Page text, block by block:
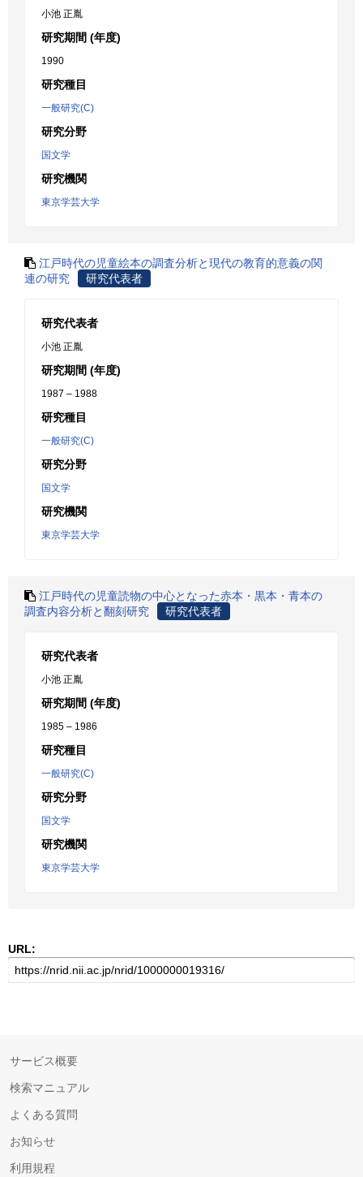
小池 正胤
研究期間 (年度)
1990
研究種目
一般研究(C)
研究分野
国文学
研究機関
東京学芸大学
江戸時代の児童絵本の調査分析と現代の教育的意義の関
連の研究
研究代表者
研究代表者
小池 正胤
研究期間 (年度)
1987 – 1988
研究種目
一般研究(C)
研究分野
国文学
研究機関
東京学芸大学
江戸時代の児童読物の中心となった赤本・黒本・青本の
調査内容分析と翻刻研究
研究代表者
研究代表者
小池 正胤
研究期間 (年度)
1985 – 1986
研究種目
一般研究(C)
研究分野
国文学
研究機関
東京学芸大学
URL:
サービス概要
検索マニュアル
よくある質問
お知らせ
利用規程